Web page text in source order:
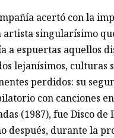
acertó con la
artista singularísimo
a espuertas aquellos
lejanísimos, culturas
perdidos: su
con canciones
(1987), fue Disco de
después, durante la